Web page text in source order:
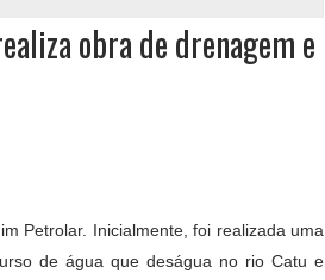
obra de drenagem e
Petrolar. Inicialmente, foi realizada uma
de água que deságua no rio Catu e